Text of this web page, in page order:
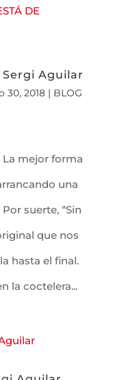
Aguilar
30, 2018| BLOG
La mejor forma
una
suerte, “Sin
que nos
hasta el final.
la coctelera...